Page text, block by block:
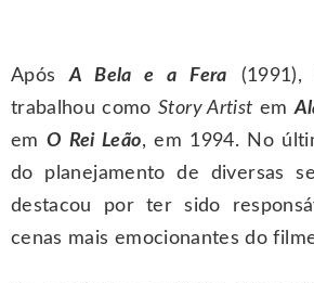
ApósA Bela e a Fera (1991),
trabalhou comoStory Artist em
emO Rei Leão, em 1994. No
do planejamento de diversas
destacou por ter sido
cenas mais emocionantes do